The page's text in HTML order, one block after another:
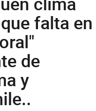
falta en
de
y